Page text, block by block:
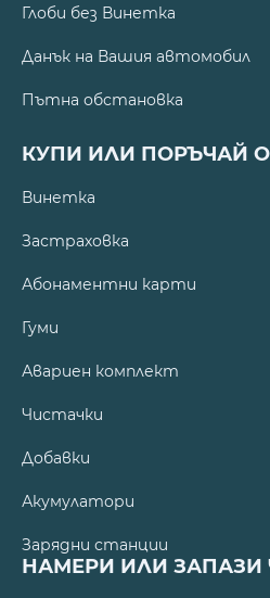
Глоби без Винетка
Данък на Вашия автомобил
Пътна обстановка
КУПИ ИЛИ ПОРЪЧАЙ
Винетка
Застраховка
Абонаментни карти
Гуми
Авариен комплект
Чистачки
Добавки
Акумулатори
Зарядни станции
НАМЕРИ ИЛИ ЗАПАЗИ